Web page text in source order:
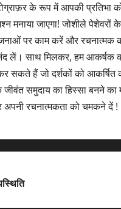
के रूप में आपकी प्रतिभा
मनाया जाएगा! जोशीले पेशेवरों
पर काम करें और रचनात्मक
लें। साथ मिलकर, हम आकर्षक
सकते हैं जो दर्शकों को आकर्षित
समुदाय का हिस्सा बनने
रचनात्मकता को चमकने दें !